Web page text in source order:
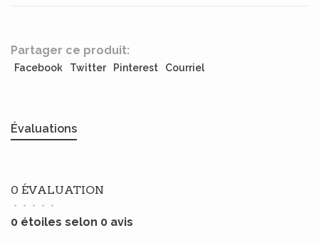
Partager ce produit:
Facebook Twitter Pinterest Courriel
Évaluations
0 ÉVALUATION
• • • • •
0 étoiles selon 0 avis